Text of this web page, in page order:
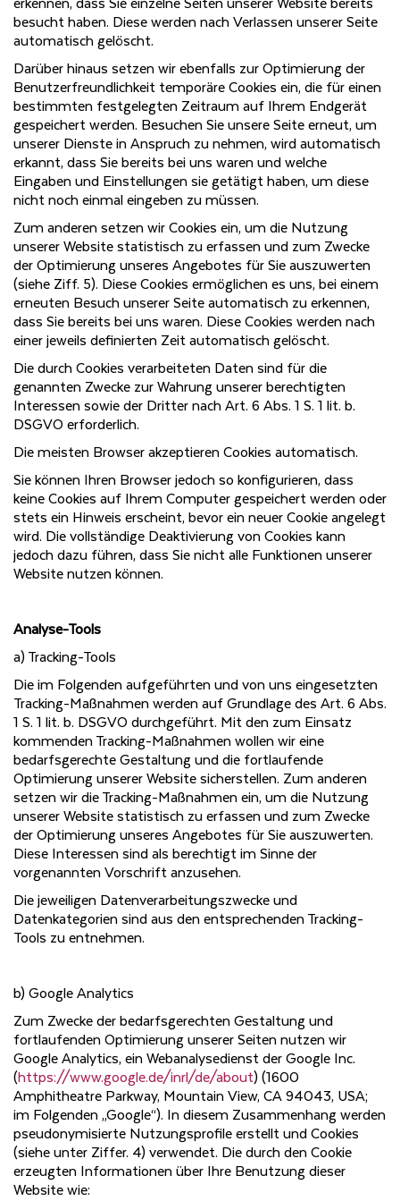
erkennen, dass Sie einzelne Seiten unserer Website bereits
besucht haben. Diese werden nach Verlassen unserer Seite
automatisch gelöscht.
Darüber hinaus setzen wir ebenfalls zur Optimierung der
Benutzerfreundlichkeit temporäre Cookies ein, die für einen
bestimmten festgelegten Zeitraum auf Ihrem Endgerät
gespeichert werden. Besuchen Sie unsere Seite erneut, um
unserer Dienste in Anspruch zu nehmen, wird automatisch
erkannt, dass Sie bereits bei uns waren und welche
Eingaben und Einstellungen sie getätigt haben, um diese
nicht noch einmal eingeben zu müssen.
Zum anderen setzen wir Cookies ein, um die Nutzung
unserer Website statistisch zu erfassen und zum Zwecke
der Optimierung unseres Angebotes für Sie auszuwerten
(siehe Ziff. 5). Diese Cookies ermöglichen es uns, bei einem
erneuten Besuch unserer Seite automatisch zu erkennen,
dass Sie bereits bei uns waren. Diese Cookies werden nach
einer jeweils definierten Zeit automatisch gelöscht.
Die durch Cookies verarbeiteten Daten sind für die
genannten Zwecke zur Wahrung unserer berechtigten
Interessen sowie der Dritter nach Art. 6 Abs. 1 S. 1 lit. b.
DSGVO erforderlich.
Die meisten Browser akzeptieren Cookies automatisch.
Sie können Ihren Browser jedoch so konfigurieren, dass
keine Cookies auf Ihrem Computer gespeichert werden oder
stets ein Hinweis erscheint, bevor ein neuer Cookie angelegt
wird. Die vollständige Deaktivierung von Cookies kann
jedoch dazu führen, dass Sie nicht alle Funktionen unserer
Website nutzen können.
Analyse-Tools
a) Tracking-Tools
Die im Folgenden aufgeführten und von uns eingesetzten
Tracking-Maßnahmen werden auf Grundlage des Art. 6 Abs.
1 S. 1 lit. b. DSGVO durchgeführt. Mit den zum Einsatz
kommenden Tracking-Maßnahmen wollen wir eine
bedarfsgerechte Gestaltung und die fortlaufende
Optimierung unserer Website sicherstellen. Zum anderen
setzen wir die Tracking-Maßnahmen ein, um die Nutzung
unserer Website statistisch zu erfassen und zum Zwecke
der Optimierung unseres Angebotes für Sie auszuwerten.
Diese Interessen sind als berechtigt im Sinne der
vorgenannten Vorschrift anzusehen.
Die jeweiligen Datenverarbeitungszwecke und
Datenkategorien sind aus den entsprechenden Tracking-
Tools zu entnehmen.
b) Google Analytics
Zum Zwecke der bedarfsgerechten Gestaltung und
fortlaufenden Optimierung unserer Seiten nutzen wir
Google Analytics, ein Webanalysedienst der Google Inc.
(https://www.google.de/inrl/de/about) (1600
Amphitheatre Parkway, Mountain View, CA 94043, USA;
im Folgenden „Google“). In diesem Zusammenhang werden
pseudonymisierte Nutzungsprofile erstellt und Cookies
(siehe unter Ziffer. 4) verwendet. Die durch den Cookie
erzeugten Informationen über Ihre Benutzung dieser
Website wie: